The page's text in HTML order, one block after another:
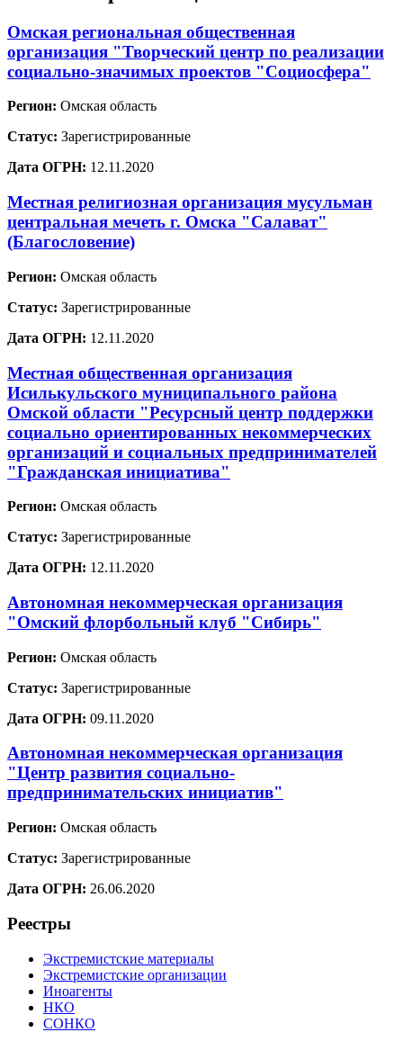
Омская региональная общественная
организация "Творческий центр по реализации
социально-значимых проектов "Социосфера"
Регион: Омская область
Статус: Зарегистрированные
Дата ОГРН: 12.11.2020
Местная религиозная организация мусульман
центральная мечеть г. Омска "Салават"
(Благословение)
Регион: Омская область
Статус: Зарегистрированные
Дата ОГРН: 12.11.2020
Местная общественная организация
Исилькульского муниципального района
Омской области "Ресурсный центр поддержки
социально ориентированных некоммерческих
организаций и социальных предпринимателей
"Гражданская инициатива"
Регион: Омская область
Статус: Зарегистрированные
Дата ОГРН: 12.11.2020
Автономная некоммерческая организация
"Омский флорбольный клуб "Сибирь"
Регион: Омская область
Статус: Зарегистрированные
Дата ОГРН: 09.11.2020
Автономная некоммерческая организация
"Центр развития социально-
предпринимательских инициатив"
Регион: Омская область
Статус: Зарегистрированные
Дата ОГРН: 26.06.2020
Реестры
Экстремистские материалы
Экстремистские организации
Иноагенты
НКО
СОНКО